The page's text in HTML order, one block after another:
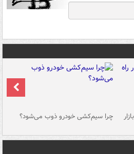
چرا سیم‌کشی خودرو ذوب می‌شود؟